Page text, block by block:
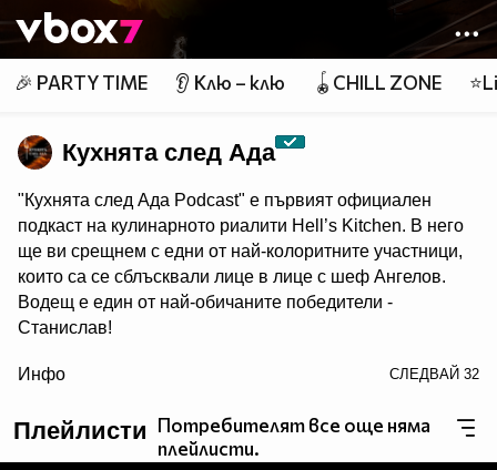
👾
🎉 PARTY TIME 👂 Клю – клю 🪀CHILL ZONE
Кухнята след Ада
"Кухнята след Ада Podcast" e първият официален
подкаст на кулинарното риалити Hell’s Kitchen. В него
ще ви срещнем с едни от най-колоритните участници,
които са се сблъсквали лице в лице с шеф Ангелов.
Водещ е един от най-обичаните победители -
Станислав!
Vbox7 и YouTube!
Инфо СЛЕДВАЙ 32
Плейлисти Потребителят все още няма
плейлисти.